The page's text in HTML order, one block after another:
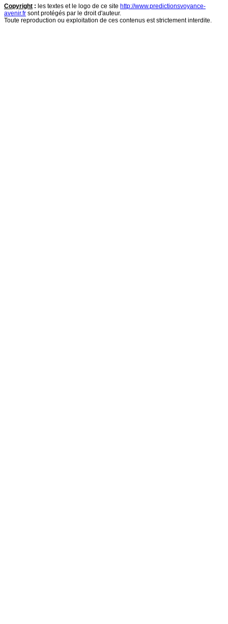
Copyright : les textes et le logo de ce site http://www.predictionsvoyance-
avenir.fr sont protégés par le droit d'auteur.
Toute reproduction ou exploitation de ces contenus est strictement interdite.